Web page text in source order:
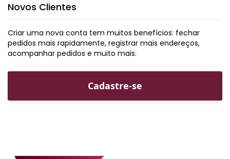
Novos Clientes
Criar uma nova conta tem muitos benefícios: fechar
pedidos mais rapidamente, registrar mais endereços,
acompanhar pedidos e muito mais.
Cadastre-se